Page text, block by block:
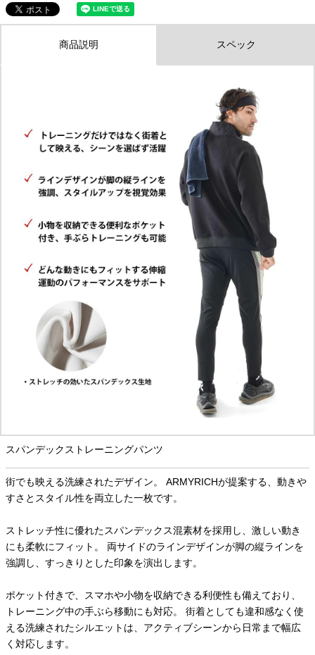
商品説明 スペック
スパンデックストレーニングパンツ
街でも映える洗練されたデザイン。 ARMYRICHが提案する、動きや
すさとスタイル性を両立した一枚です。
ストレッチ性に優れたスパンデックス混素材を採用し、激しい動き
にも柔軟にフィット。 両サイドのラインデザインが脚の縦ラインを
強調し、すっきりとした印象を演出します。
ポケット付きで、スマホや小物を収納できる利便性も備えており、
トレーニング中の手ぶら移動にも対応。 街着としても違和感なく使
える洗練されたシルエットは、アクティブシーンから日常まで幅広
く対応します。